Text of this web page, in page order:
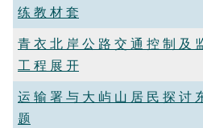
练 教 材 套
青 衣 北 岸 公 路 交 通 控 制 及
工 程 展 开
运 输 署 与 大 屿 山 居 民 探 讨
题